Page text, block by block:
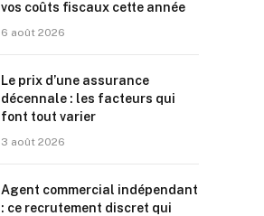
vos coûts fiscaux cette année
6 août 2026
Le prix d’une assurance
décennale : les facteurs qui
font tout varier
3 août 2026
Agent commercial indépendant
: ce recrutement discret qui